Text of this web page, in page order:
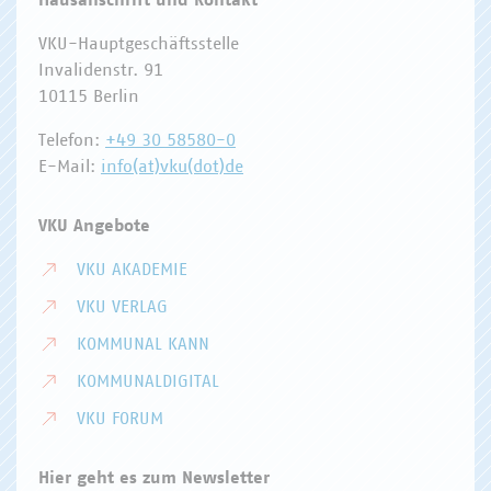
VKU-Hauptgeschäftsstelle
Invalidenstr. 91
10115 Berlin
Telefon: +49 30 58580-0
E-Mail: info(at)vku(dot)de
VKU Angebote
VKU AKADEMIE
VKU VERLAG
KOMMUNAL KANN
KOMMUNALDIGITAL
VKU FORUM
Hier geht es zum Newsletter